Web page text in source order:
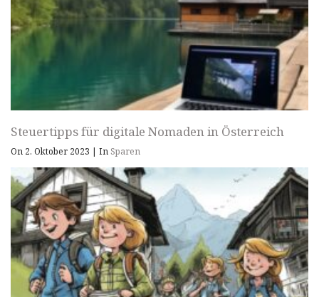
Steuertipps für digitale Nomaden in Österreich
On 2. Oktober 2023 | InSparen